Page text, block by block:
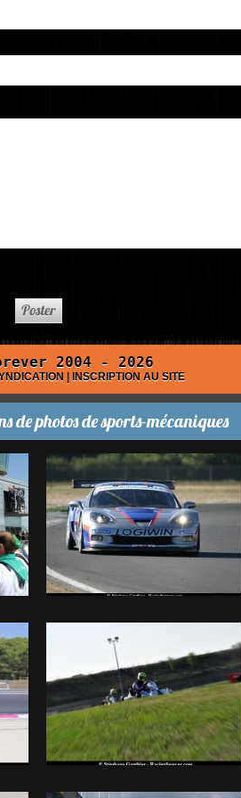
2004 - 2026
| INSCRIPTION AU SITE
de photos de sports-mécaniques